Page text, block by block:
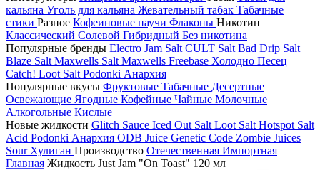
кальяна Уголь для кальяна Жевательный табак Табачные
стики Разное Кофеиновые паучи Флаконы Никотин
Классический Солевой Гибридный Без никотина
Популярные бренды Electro Jam Salt CULT Salt Bad Drip Salt
Blaze Salt Maxwells Salt Maxwells Freebase Холодно Песец
Catch! Loot Salt Podonki Анархия
Популярные вкусы Фруктовые Табачные Десертные
Освежающие Ягодные Кофейные Чайные Молочные
Алкогольные Кислые
Новые жидкости Glitch Sauce Iced Out Salt Loot Salt Hotspot Salt
Acid Podonki Анархия ODB Juice Genetic Code Zombie Juices
Sour Хулиган Производство Отечественная Импортная
Главная Жидкость Just Jam "On Toast" 120 мл